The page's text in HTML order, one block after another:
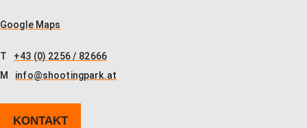
Google Maps
T
+43 (0) 2256 / 82666
M
info@shootingpark.at
KONTAKT